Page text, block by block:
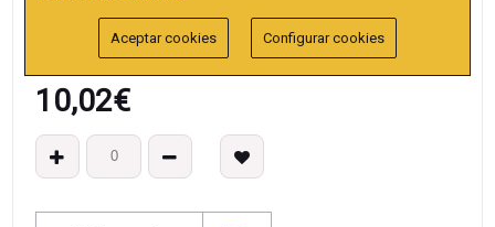
10,02€
Aceptar cookies Configurar cookies